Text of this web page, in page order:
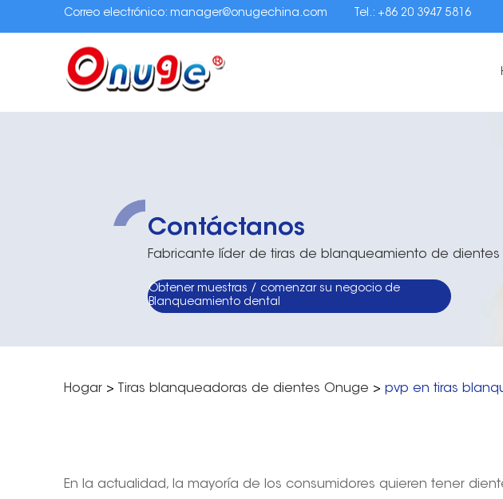
Correo electrónico: manager@onugechina.com Tel.: +86 20 3947 5816
Contáctanos
Fabricante líder de tiras de blanqueamiento de
Obtener muestras / comenzar su negocio de
Blanqueamiento dental
Hogar > Tiras blanqueadoras de dientes Onuge > pvp en tiras
En la actualidad, la mayoría de los consumidores quieren tener